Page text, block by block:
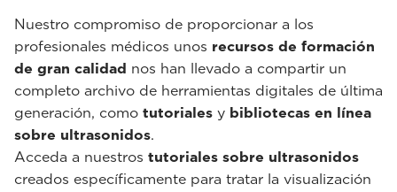
Nuestro compromiso de proporcionar a los
profesionales médicos unos recursos de formación
de gran calidad nos han llevado a compartir un
completo archivo de herramientas digitales de última
generación, como tutoriales y bibliotecas en línea
sobre ultrasonidos.
Acceda a nuestros tutoriales sobre ultrasonidos
creados específicamente para tratar la visualización